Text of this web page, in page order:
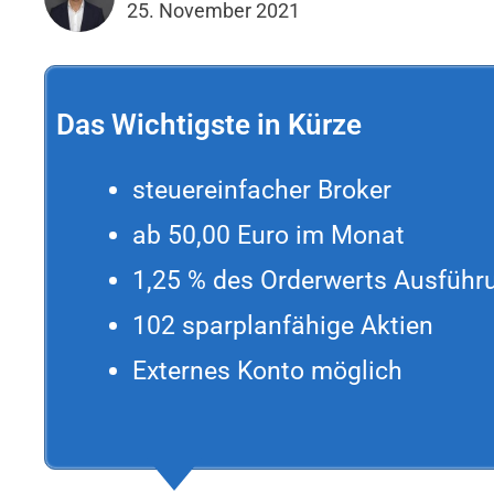
25. November 2021
Das Wichtigste in Kürze
steuereinfacher Broker
ab 50,00 Euro im Monat
1,25 % des Orderwerts
102 sparplanfähige Aktien
Externes Konto möglich